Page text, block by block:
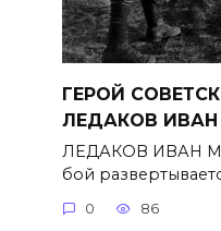
ГЕРОЙ
ЛЕДАКОВ
ЛЕДАКОВ ИВАН
бой
0 86